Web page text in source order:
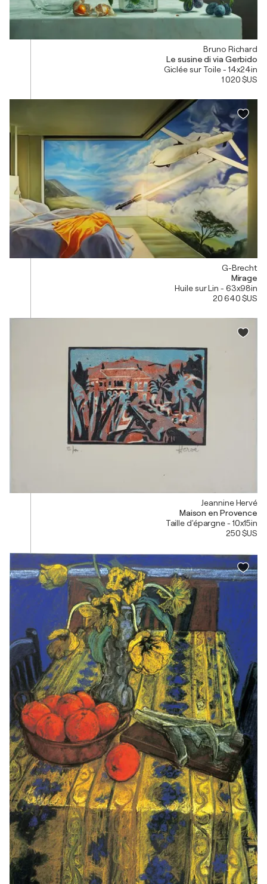
Bruno Richard
Le susine di via Gerbido
Giclée sur Toile - 14x24in
1 020 $US
G-Brecht
Mirage
Huile sur Lin - 63x98in
20 640 $US
Jeannine Hervé
Maison en Provence
Taille d'épargne - 10x15in
250 $US